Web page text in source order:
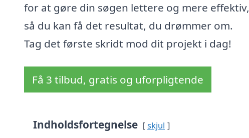
for at gøre din søgen lettere og mere effektiv,
så du kan få det resultat, du drømmer om.
Tag det første skridt mod dit projekt i dag!
Få 3 tilbud, gratis og uforpligtende
Indholdsfortegnelse skjul